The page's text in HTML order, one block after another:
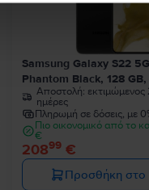
Samsung Galaxy S22
Phantom Black, 128
Αποστολή: εκτιμώμενος
ημέρες
Πληρωμή σε δόσεις, με
Πιο οικονομικό από το
€
20899€
Προσθήκη στο